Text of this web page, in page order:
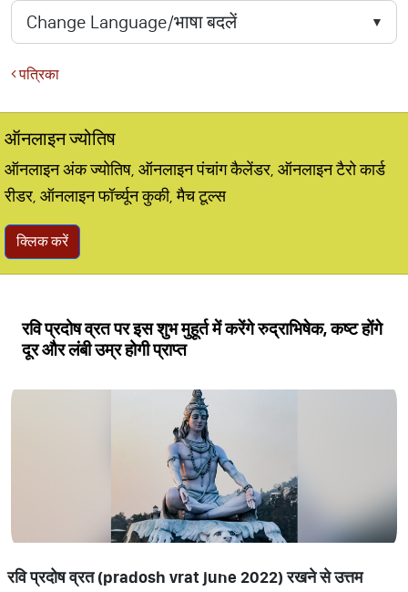
पत्रिका
ऑनलाइन ज्योतिष
ऑनलाइन अंक ज्योतिष, ऑनलाइन पंचांग कैलेंडर, ऑनलाइन टैरो कार्ड
रीडर, ऑनलाइन फॉर्च्यून कुकी, मैच टूल्स
क्लिक करें
रवि प्रदोष व्रत पर इस शुभ मुहूर्त में करेंगे रुद्राभिषेक, कष्ट होंगे
दूर और लंबी उम्र होगी प्राप्त
रविप्रदोषव्रत(pradosh vrat june 2022)रखनेसेउत्तम